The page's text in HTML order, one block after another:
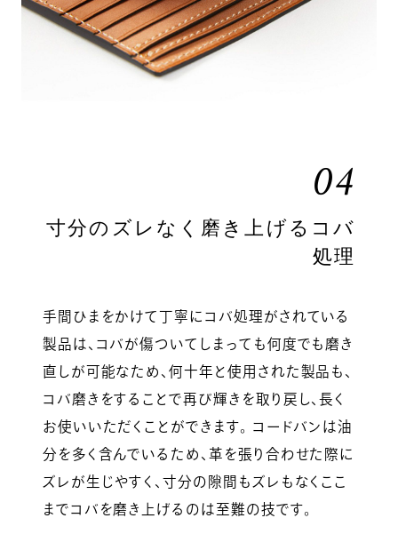
04
寸分のズレなく磨き上げるコバ
処理
手間ひまをかけて丁寧にコバ処理がされている
製品は、コバが傷ついてしまっても何度でも磨き
直しが可能なため、何十年と使用された製品も、
コバ磨きをすることで再び輝きを取り戻し、長く
お使いいただくことができます。 コードバンは油
分を多く含んでいるため、革を張り合わせた際に
ズレが生じやすく、寸分の隙間もズレもなくここ
までコバを磨き上げるのは至難の技です。